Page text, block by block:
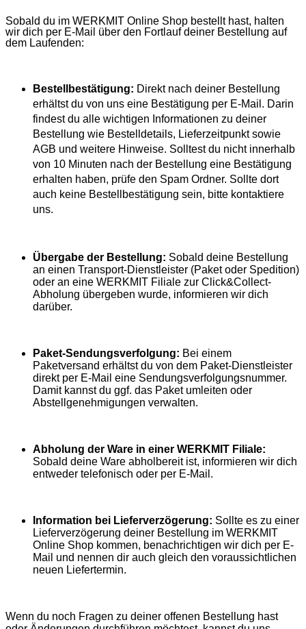
Sobald du im WERKMIT Online Shop bestellt hast, halten
wir dich per E-Mail über den Fortlauf deiner Bestellung auf
dem Laufenden:
Bestellbestätigung: Direkt nach deiner Bestellung
erhältst du von uns eine Bestätigung per E-Mail. Darin
findest du alle wichtigen Informationen zu deiner
Bestellung wie Bestelldetails, Lieferzeitpunkt sowie
AGB und weitere Hinweise. Solltest du nicht innerhalb
von 10 Minuten nach der Bestellung eine Bestätigung
erhalten haben, prüfe den Spam Ordner. Sollte dort
auch keine Bestellbestätigung sein, bitte kontaktiere
uns.
Übergabe der Bestellung: Sobald deine Bestellung
an einen Transport-Dienstleister (Paket oder Spedition)
oder an eine WERKMIT Filiale zur Click&Collect-
Abholung übergeben wurde, informieren wir dich
darüber.
Paket-Sendungsverfolgung: Bei einem
Paketversand erhältst du von dem Paket-Dienstleister
direkt per E-Mail eine Sendungsverfolgungsnummer.
Damit kannst du ggf. das Paket umleiten oder
Abstellgenehmigungen verwalten.
Abholung der Ware in einer WERKMIT Filiale:
Sobald deine Ware abholbereit ist, informieren wir dich
entweder telefonisch oder per E-Mail.
Information bei Lieferverzögerung: Sollte es zu einer
Lieferverzögerung deiner Bestellung im WERKMIT
Online Shop kommen, benachrichtigen wir dich per E-
Mail und nennen dir auch gleich den voraussichtlichen
neuen Liefertermin.
Wenn du noch Fragen zu deiner offenen Bestellung hast